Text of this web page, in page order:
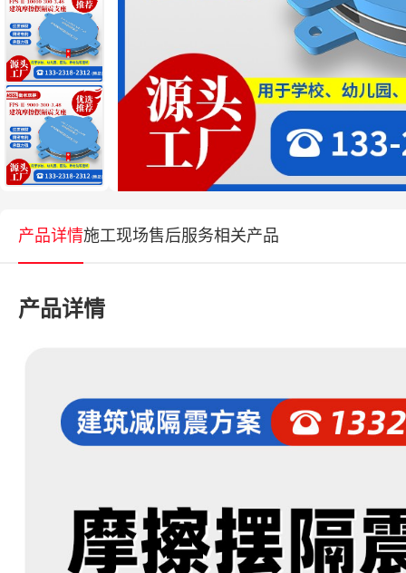
产品详情施工现场售后服务相关产品
产品详情